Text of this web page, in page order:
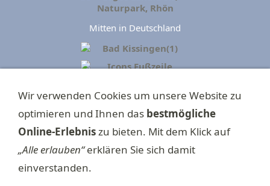
Mitten in Deutschland
E-Mail schreiben
Cookies
Bildquellen
Wir verwenden Cookies um unsere Website zu
optimieren und Ihnen das bestmögliche
Online-Erlebniszu bieten. Mit dem Klick auf
„Alle erlauben“erklären Sie sich damit
einverstanden.